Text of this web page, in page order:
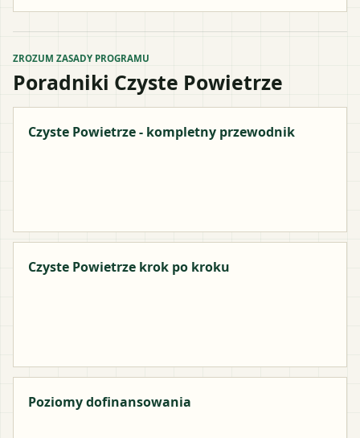
ZROZUM ZASADY PROGRAMU
Poradniki Czyste Powietrze
Czyste Powietrze - kompletny przewodnik
Czyste Powietrze krok po kroku
Poziomy dofinansowania